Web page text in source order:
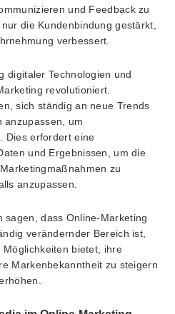
und Feedback zu
die Kundenbindung gestärkt,
verbessert.
digitaler Technologien und
revolutioniert.
sich ständig an neue Trends
anzupassen, um
Dies erfordert eine
und Ergebnissen, um die
zu
anzupassen.
sagen, dass Online-Marketing
verändernder Bereich ist,
bietet, ihre
Markenbekanntheit zu steigern